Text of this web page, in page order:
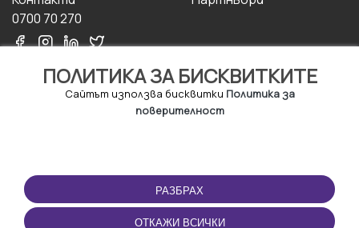
ПОЛИТИКА ЗА БИСКВИТКИТЕ
Сайтът използва бисквитки Политика за
поверителност
РАЗБРАХ
ОТКАЖИ ВСИЧКИ
0700 70 270
ПОЛЗВАНЕ
Правила и условия за
ползване
ПРИЛОЖЕНИЕТО